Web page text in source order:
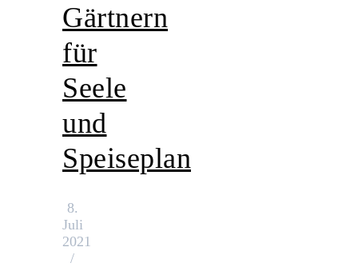
Gärtnern
für
Seele
und
Speiseplan
8.
Juli
2021
/